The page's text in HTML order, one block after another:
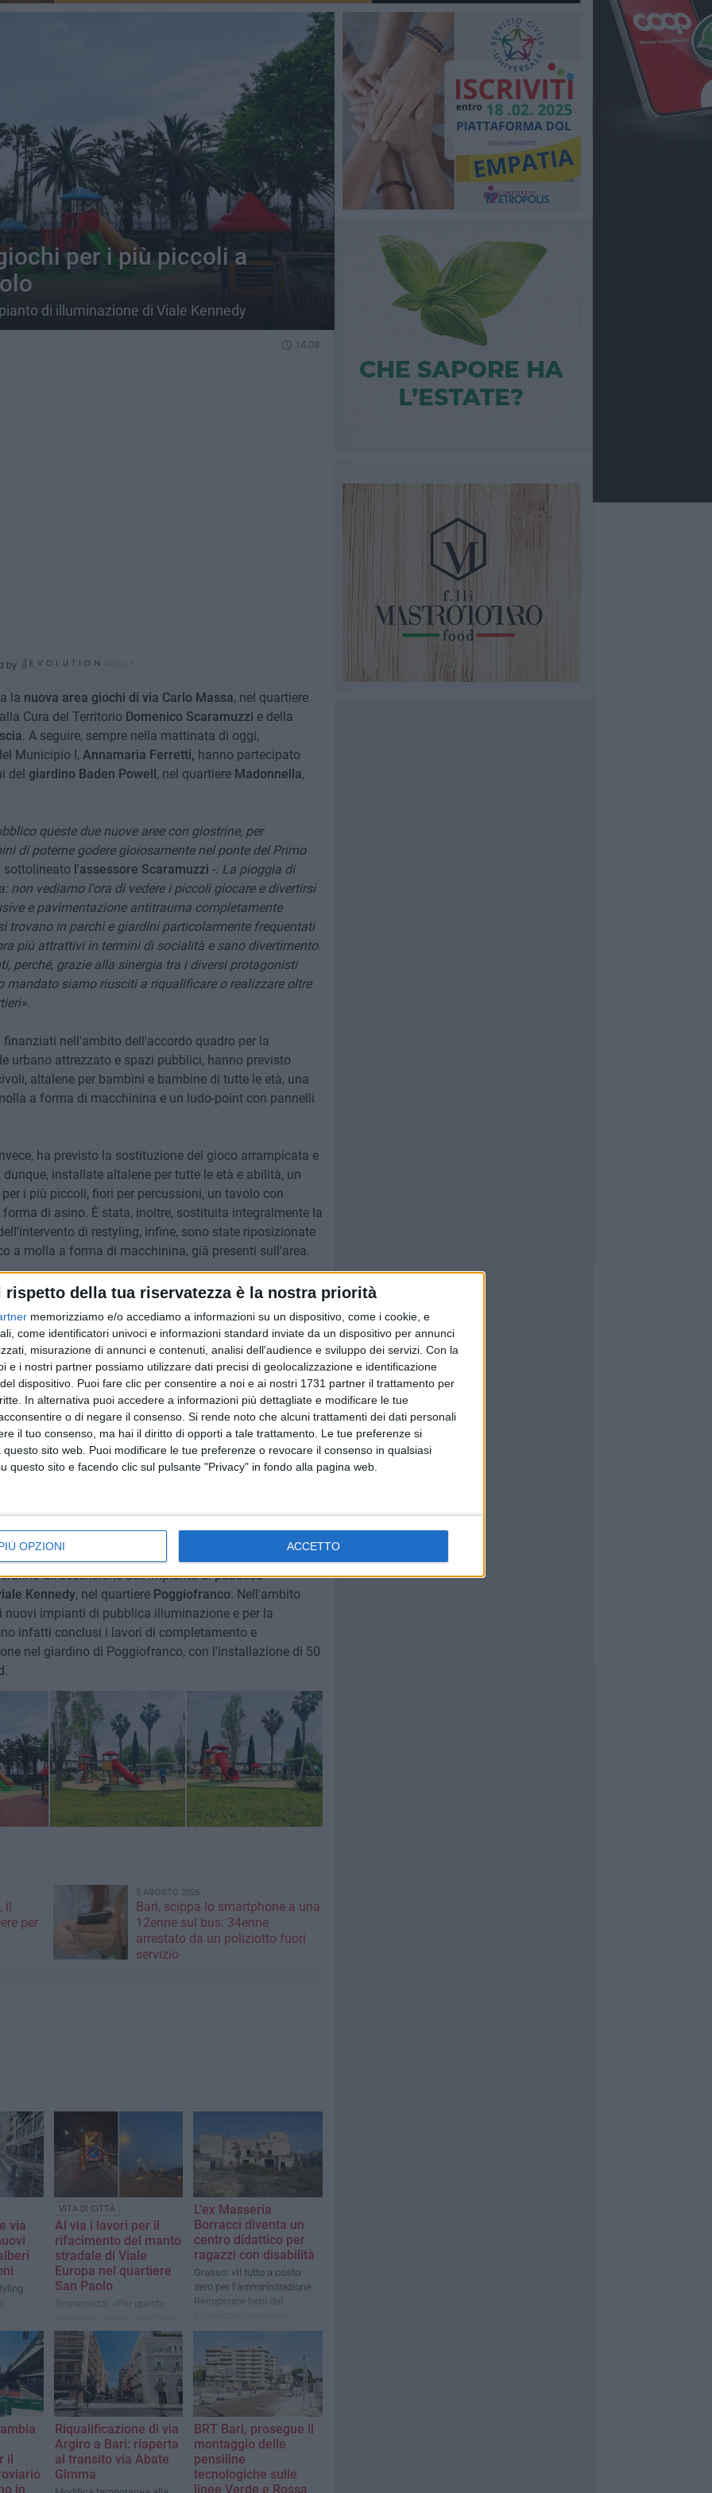
rispetto della tua riservatezza è la nostra priorità
memorizziamo e/o accediamo a informazioni su un dispositivo, come i cookie, e
come identificatori univoci e informazioni standard inviate da un dispositivo per annunci
misurazione di annunci e contenuti, analisi dell'audience e sviluppo dei servizi. Con la
e i nostri partner possiamo utilizzare dati precisi di geolocalizzazione e identificazione
dispositivo. Puoi fare clic per consentire a noi e ai nostri 1731 partner il trattamento per
In alternativa puoi accedere a informazioni più dettagliate e modificare le tue
o di negare il consenso. Si rende noto che alcuni trattamenti dei dati personali
il tuo consenso, ma hai il diritto di opporti a tale trattamento. Le tue preferenze si
sito web. Puoi modificare le tue preferenze o revocare il consenso in qualsiasi
questo sito e facendo clic sul pulsante "Privacy" in fondo alla pagina web.
OPZIONI ACCETTO
per i più piccoli a
di illuminazione di Viale Kennedy
14.08
by
la nuova area giochi di via Carlo Massa, nel quartiere
Cura del Territorio Domenico Scaramuzzi e della
. A seguire, sempre nella mattinata di oggi,
Municipio I, Annamaria Ferretti, hanno partecipato
del giardino Baden Powell, nel quartiereMadonnella,
queste due nuove aree con giostrine, per
di poterne godere gioiosamente nel ponte del Primo
sottolineato l'assessore Scaramuzzi -. La pioggia di
non vediamo l'ora di vedere i piccoli giocare e divertirsi
e pavimentazione antitrauma completamente
trovano in parchi e giardini particolarmente frequentati
più attrattivi in termini di socialità e sano divertimento.
perché, grazie alla sinergia tra i diversi protagonisti
siamo riusciti a riqualificare o realizzare oltre
finanziati nell'ambito dell'accordo quadro per la
urbano attrezzato e spazi pubblici, hanno previsto
altalene per bambini e bambine di tutte le età, una
a forma di macchinina e un ludo-point con pannelli
ha previsto la sostituzione del gioco arrampicata e
installate altalene per tutte le età e abilità, un
i più piccoli, fiori per percussioni, un tavolo con
di asino. È stata, inoltre, sostituita integralmente la
di restyling, infine, sono state riposizionate
a molla a forma di macchinina, già presenti sull'area.
ultimi mesi sono stategià inaugurate oltre venti
della Torre a Torre a Mare, in piazza Umberto, nel parco
a Palmina Martinelli (Poggiofranco), in via Tramonte
nel Parco per tutti (Torre a Mare), nella pineta San
piazza Capitaneo (Palese), in piazza Don Vito Magrassi
in via Fiore (San Paolo), nel giardino Alan Kurdi
nel giardino Don Vito Marotta (Loseto), in
(San Paolo), nel giardino Baden Powell
Spirito). Entro l'estate, inoltre, partiranno gli
in
piazza Trieste , a Ceglie.
grazie ai fondi annualmente a disposizione dei
all'accensione dell'impianto di pubblica
Kennedy, nel quartiere Poggiofranco. Nell'ambito
impianti di pubblica illuminazione e per la
infatti conclusi i lavori di completamento e
nel giardino di Poggiofranco, con l'installazione di 50
il
per
5 AGOSTO 2026
Bari, scippa lo smartphone a una
12enne sul bus: 34enne
arrestato da un poliziotto fuori
servizio
via
VITA DI CITTÀ
A​l via i lavori per il
rifacimento del manto
stradale di Viale
Europa nel quartiere
San Paolo
Scaramuzzi: «Per questo
delle modalità esecutive
particolarmente
performanti, attraverso
scavi più profondi rispetto al
solito e l'utilizzo di un
materiale più resistente»
L'ex Masseria
Borracci diventa un
centro didattico per
ragazzi con disabilità
Grasso: «Il tutto a costo
zero per l’amministrazione.
Recuperare beni del
attraverso progetti
lungimiranti»
il
in
Riqualificazione di via
Argiro a Bari: riaperta
al transito via Abate
Gimma
BRT Bari, prosegue il
montaggio delle
pensiline
tecnologiche sulle
linee Verde e Rossa